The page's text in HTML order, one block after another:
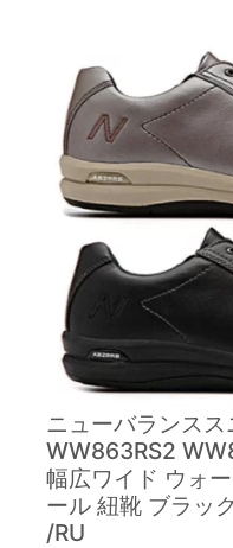
ニューバランス
WW863RS2
幅広ワイド ウォ
ール 紐靴 ブラッ
/RU